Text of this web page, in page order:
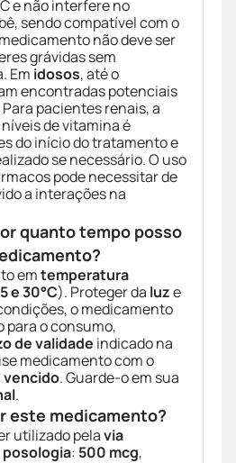
e não interfere no
sendo compatível com o
não deve ser
grávidas sem
Em idosos, até o
encontradas potenciais
pacientes renais, a
de vitamina é
do início do tratamento e
se necessário. O uso
pode necessitar de
a interações na
quanto tempo posso
emtemperatura
e 30°C). Proteger da luze
o medicamento
para o consumo,
de validade indicado na
medicamento com o
vencido. Guarde-o em sua
.
este medicamento?
utilizado pelavia
posologia: 500 mcg,